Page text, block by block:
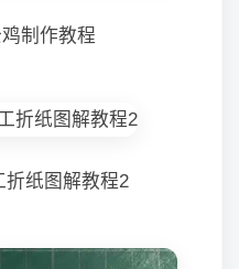
制作教程
纸图解教程2